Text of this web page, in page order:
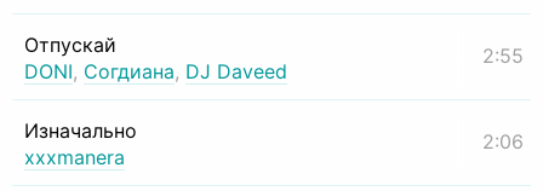
Отпускай
DONI, Согдиана, DJ Daveed
2:55
Изначально
xxxmanera
2:06